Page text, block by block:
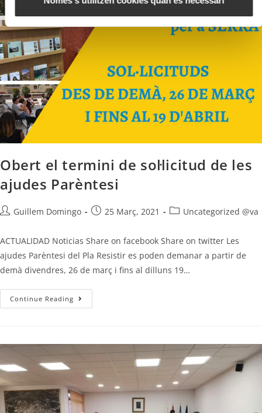
t
Obert el termini de sol·licitud de les
ajudes Parèntesi
Guillem Domingo 25 Març, 2021 Uncategorized @va
ACTUALIDAD Noticias Share on facebook Share on twitter Les
ajudes Parèntesi del Pla Resistir es poden demanar a partir de
demà divendres, 26 de març i fins al dilluns 19…
Continue Reading